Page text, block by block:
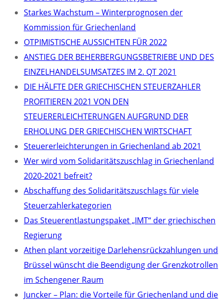
Starkes Wachstum – Winterprognosen der
Kommission für Griechenland
OTPIMISTISCHE AUSSICHTEN FÜR 2022
ANSTIEG DER BEHERBERGUNGSBETRIEBE UND DES
EINZELHANDELSUMSATZES IM 2. QT 2021
DIE HÄLFTE DER GRIECHISCHEN STEUERZAHLER
PROFITIEREN 2021 VON DEN
STEUERERLEICHTERUNGEN AUFGRUND DER
ERHOLUNG DER GRIECHISCHEN WIRTSCHAFT
Steuererleichterungen in Griechenland ab 2021
Wer wird vom Solidaritätszuschlag in Griechenland
2020-2021 befreit?
Abschaffung des Solidaritätszuschlags für viele
Steuerzahlerkategorien
Das Steuerentlastungspaket „IMT“ der griechischen
Regierung
Athen plant vorzeitige Darlehensrückzahlungen und
Brüssel wünscht die Beendigung der Grenzkotrollen
im Schengener Raum
Juncker – Plan: die Vorteile für Griechenland und die